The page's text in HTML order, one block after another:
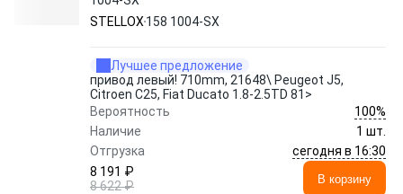
STELLOX 158 1004-SX
Лучшее предложение
привод левый! 710mm, 21648\ Peugeot J5,
Citroen C25, Fiat Ducato 1.8-2.5TD 81>
Вероятность
100%
Наличие
1 шт.
Отгрузка
сегодня в 16:30
8 191 ₽
8 622 ₽
В корзину